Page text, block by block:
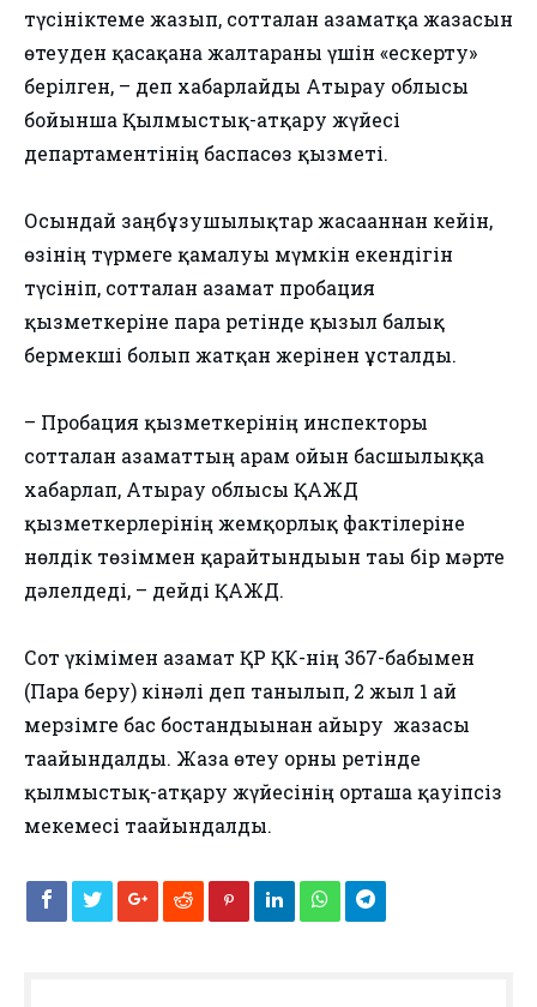
түсініктеме жазып, сотталған азаматқа жазасын
өтеуден қасақана жалтарғаны үшін «ескерту»
берілген, – деп хабарлайды Атырау облысы
бойынша Қылмыстық-атқару жүйесі
департаментінің баспасөз қызметі.
Осындай заңбұзушылықтар жасағаннан кейін,
өзінің түрмеге қамалуы мүмкін екендігін
түсініп, сотталған азамат пробация
қызметкеріне пара ретінде қызыл балық
бермекші болып жатқан жерінен ұсталды.
– Пробация қызметкерінің инспекторы
сотталған азаматтың арам ойын басшылыққа
хабарлап, Атырау облысы ҚАЖД
қызметкерлерінің жемқорлық фактілеріне
нөлдік төзіммен қарайтындығын тағы бір мәрте
дәлелдеді, – дейді ҚАЖД.
Сот үкімімен азамат ҚР ҚК-нің 367-бабымен
(Пара беру) кінәлі деп танылып, 2 жыл 1 ай
мерзімге бас бостандығынан айыру жазасы
тағайындалды. Жаза өтеу орны ретінде
қылмыстық-атқару жүйесінің орташа қауіпсіз
мекемесі тағайындалды.